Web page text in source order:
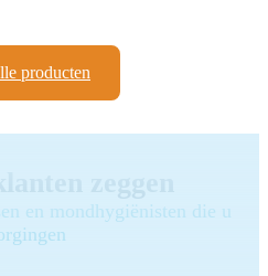
producten
en mondhygiënisten die u